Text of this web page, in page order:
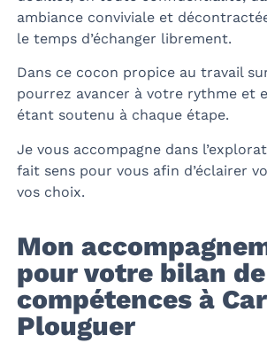
ambiance conviviale et
le temps d’échanger librement.
Dans ce cocon propice au travail
pourrez avancer à votre rythme et
étant soutenu à chaque étape.
Je vous accompagne dans
fait sens pour vous afin d’éclairer
vos choix.
Mon
pour votre bilan de
compétences à
Plouguer